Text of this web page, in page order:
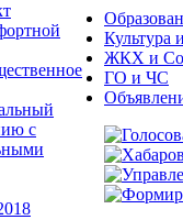
с
Культура
ЖКХ и
ГО и ЧС